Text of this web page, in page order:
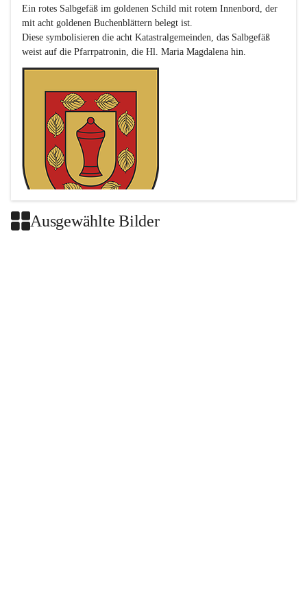
Ein rotes Salbgefäß im goldenen Schild mit rotem Innenbord, der
mit acht goldenen Buchenblättern belegt ist.
Diese symbolisieren die acht Katastralgemeinden, das Salbgefäß
Ausgewählte Bilder